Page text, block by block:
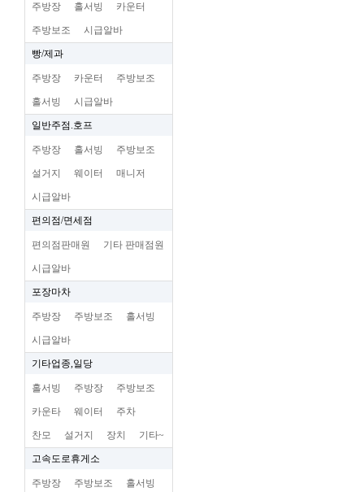
주방장 홀서빙 카운터
주방보조 시급알바
빵/제과
주방장 카운터 주방보조
홀서빙 시급알바
일반주점.호프
주방장 홀서빙 주방보조
설거지 웨이터 매니저
시급알바
편의점/면세점
편의점판매원 기타 판매점원
시급알바
포장마차
주방장 주방보조 홀서빙
시급알바
기타업종,일당
홀서빙 주방장 주방보조
카운타 웨이터 주차
찬모 설거지 장치 기타~
고속도로휴게소
주방장 주방보조 홀서빙